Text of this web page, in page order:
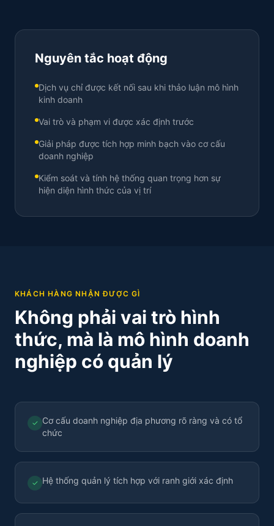
Nguyên tắc hoạt động
Dịch vụ chỉ được kết nối sau khi thảo luận mô hình
kinh doanh
Vai trò và phạm vi được xác định trước
Giải pháp được tích hợp minh bạch vào cơ cấu
doanh nghiệp
Kiểm soát và tính hệ thống quan trọng hơn sự
hiện diện hình thức của vị trí
KHÁCH HÀNG NHẬN ĐƯỢC GÌ
Không phải vai trò hình
thức, mà là mô hình doanh
nghiệp có quản lý
✓ Cơ cấu doanh nghiệp địa phương rõ ràng và có tổ
chức
✓ Hệ thống quản lý tích hợp với ranh giới xác định